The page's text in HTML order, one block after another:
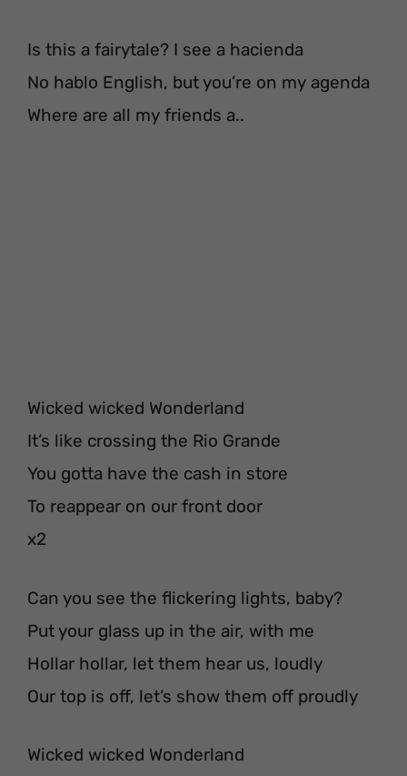
Is this a fairytale? I see a hacienda
No hablo English, but you’re on my agenda
Where are all my friends a..
Wicked wicked Wonderland
It’s like crossing the Rio Grande
You gotta have the cash in store
To reappear on our front door
x2
Can you see the flickering lights, baby?
Put your glass up in the air, with me
Hollar hollar, let them hear us, loudly
Our top is off, let’s show them off proudly
Wicked wicked Wonderland